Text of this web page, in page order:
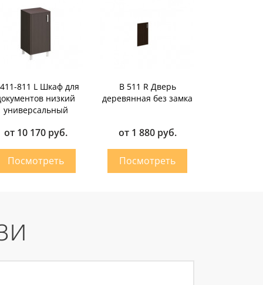
811 L Шкаф для
низкий
универсальный
от 10 170 руб.
В 511 R Дверь
деревянная без замка
от 1 880 руб.